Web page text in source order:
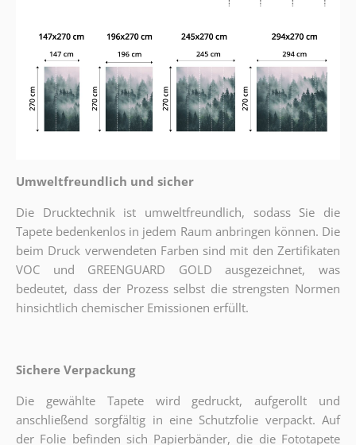
Umweltfreundlich und sicher
Die Drucktechnik ist umweltfreundlich, sodass Sie die
Tapete bedenkenlos in jedem Raum anbringen können. Die
beim Druck verwendeten Farben sind mit den Zertifikaten
VOC und GREENGUARD GOLD ausgezeichnet, was
bedeutet, dass der Prozess selbst die strengsten Normen
hinsichtlich chemischer Emissionen erfüllt.
Sichere Verpackung
Die gewählte Tapete wird gedruckt, aufgerollt und
anschließend sorgfältig in eine Schutzfolie verpackt. Auf
der Folie befinden sich Papierbänder, die die Fototapete